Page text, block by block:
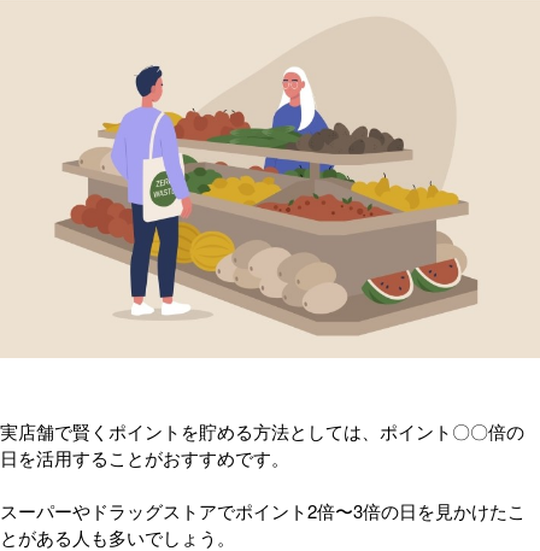
実店舗で賢くポイントを貯める方法としては、ポイント〇〇倍の
日を活用することがおすすめです。
スーパーやドラッグストアでポイント2倍〜3倍の日を見かけたこ
とがある人も多いでしょう。